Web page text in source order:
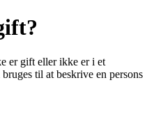
er gift eller ikke er i et
til at beskrive en persons